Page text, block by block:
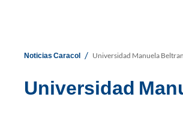
Noticias Caracol / Universidad Manuela Beltran
Universidad